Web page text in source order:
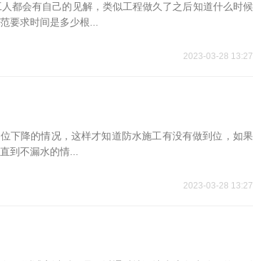
都会有自己的见解，类似工程做久了之后知道什么时候
要求时间是多少根...
2023-03-28 13:27
下降的情况，这样才知道防水施工有没有做到位，如果
到不漏水的情...
2023-03-28 13:27